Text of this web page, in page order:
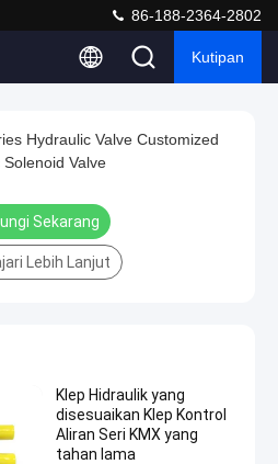
86-188-2364-2802
Kutipan
pandangan
Hubungi
Sekarang
Berbagi
Hydraulic Valve Customized
Solenoid Valve
Sekarang
Lebih Lanjut
Klep Hidraulik yang
disesuaikan Klep Kontrol
Aliran Seri KMX yang
tahan lama